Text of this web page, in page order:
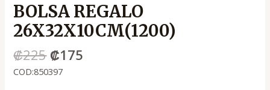
BOLSA REGALO
26X32X10CM(1200)
₡225 ₡175
COD:850397